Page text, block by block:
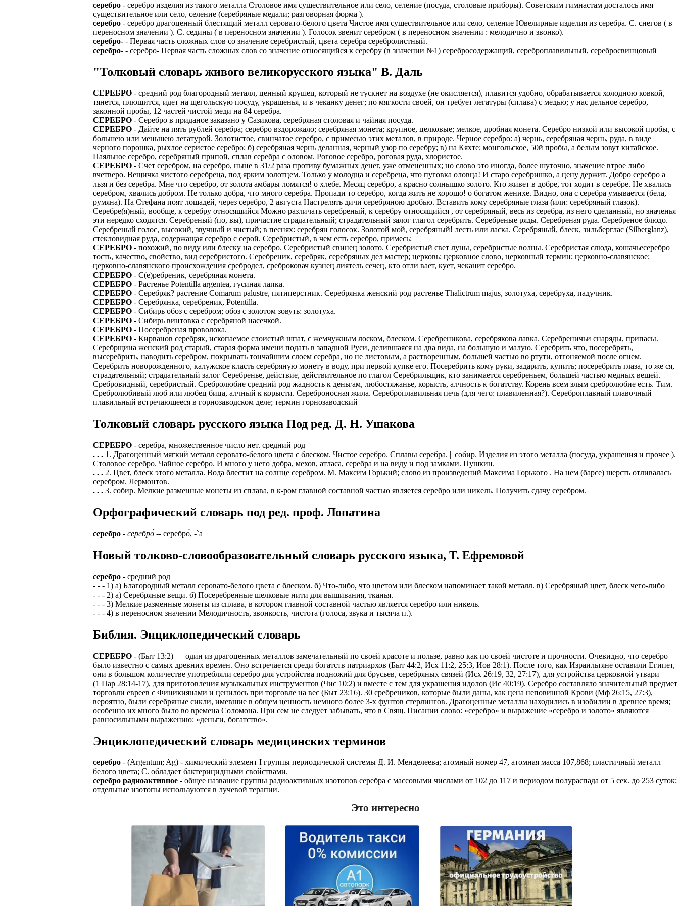
ПРОЦЕСС ОФОРМЛЕНИЯ: подробная консультация, оформление контракта> заказываем
приглашение от работодателя > оформление визы > отправка > прохождение границы, встреча
работодателем подобранной заранее вакансии > прибытие на предприятие и место проживание.
Лицензия по трудоустройству за рубежом № 20118251359
ВОЗМОЖНО ДИСТАНЦИОННОЕ ОФОРМЛЕНИЕ ИЗ ЛЮБОГО РЕГИОНА РФ!
А также рассматриваются соискатели с опытом работы: рабочий, разнорабочий, комплектовщик,
упаковщик, стикеровщик.
# работа за границей
# работа за рубежом
# трудоустройство за границей
# трудоустройство за рубежом
ЗАДАЧИ РЕГИОНАЛЬНОГО ПРЕДСТАВИТЕЛЯ
Доставлять клиентам банковские продукты, в том числе карты.
Подписывать документы при передаче и консультировать клиентов, как выгодно пользоваться
В ходе консультации представители могут подключать доп. услуги (например помочь в
Пожалуйста, НЕ ЗВОНИТЕ! Пишите.
Опыт не нужен, но приветствуется на следующих позициях: менеджер, представитель,
региональный представитель, продавец-консультант, курьер, банковский курьер, курьер банка,
курьер документов, менеджер по продажам.
В таких банках, как Сбербанк, Газпром, Альфа-Банк, Промсвязьбанк, Райффайзенбанк,
Открытие, Почта Банк.
А также в компаниях: Евросеть, Мегафон, Связной, СДЭК, ПЭК и т.д.
В направлениях: без опыта, студенты, банки, консультирование, продажи.
серебро - серебро изделия из такого металла Столовое имя существительное или село, селение (посуда, столовые приборы). Советским гимнастам досталось имя
существительное или село, селение (серебряные медали; разговорная форма ).
серебро - серебро драгоценный блестящий металл серовато-белого цвета Чистое имя существительное или село, селение Ювелирные изделия из серебра. С. снегов ( в
переносном значении ). С. седины ( в переносном значении ). Голосок звенит серебром ( в переносном значении : мелодично и звонко).
серебро- - Первая часть сложных слов со значение серебристый, цвета серебра серебролистный.
серебро- - серебро- Первая часть сложных слов со значение относящийся к серебру (в значении №1) серебросодержащий, сереброплавильный, серебросвинцовый
"Толковый словарь живого великорусского языка" В. Даль
СЕРЕБРО - средний род благородный металл, ценный крушец, который не тускнет на воздухе (не окисляется), плавится удобно, обрабатывается холодною ковкой,
тянется, плющится, идет на щегольскую посуду, украшенья, и в чеканку денег; по мягкости своей, он требует легатуры (сплава) с медью; у нас дельное серебро,
законной пробы, 12 частей чистой меди на 84 серебра.
СЕРЕБРО - Серебро в приданое заказано у Сазикова, серебряная столовая и чайная посуда.
СЕРЕБРО - Дайте на пять рублей серебра; серебро вздорожало; серебряная монета; крупное, целковые; мелкое, дробная монета. Серебро низкой или высокой пробы, с
большею или меньшею легатурой. Золотистое, свинчатое серебро, с примесью этих металов, в природе. Черное серебро: а) чернь, серебряная чернь, руда, в виде
черного порошка, рыхлое серистое серебро; б) серебряная чернь деланная, черный узор по серебру; в) на Кяхте; монгольское, 50й пробы, а белым зовут китайское.
Паяльное серебро, серебряный припой, сплав серебра с оловом. Роговое серебро, роговая руда, хлористое.
СЕРЕБРО - Счет серебром, на серебро, ныне в 31/2 раза противу бумажных денег, уже отмененных; но слово это иногда, более шуточно, значение втрое либо
вчетверо. Вещичка чистого серебреца, под ярким золотцем. Только у молодца и серебреца, что пуговка оловца! И старо серебришко, а цену держит. Добро серебро а
льзя и без серебра. Мне что серебро, от золота амбары ломятся! о хлебе. Месяц серебро, а красно солнышко золото. Кто живет в добре, тот ходит в серебре. Не хвались
серебром, хвались добром. Не только добра, что много серебра. Пропади то серебро, когда жить не хорошо! о богатом женихе. Видно, она с серебра умывается (бела,
румяна). На Стефана поят лошадей, через серебро, 2 августа Настрелять дичи серебряною дробью. Вставить кому серебряные глаза (или: серебряный глазок).
Серебре(я)ный, вообще, к серебру относящийся Можно различать серебреный, к серебру относящийся , от серебряный, весь из серебра, из него сделанный, но значенья
эти нередко сходятся. Серебреный (по, вы), причастие страдательный; страдательный залог глагол серебрить. Серебреные ряды. Серебреная руда. Серебреное блюдо.
Серебреный голос, высокий, звучный и чистый; в песнях: серебрян голосок. Золотой мой, серебряный! лесть или ласка. Серебряный, блеск, зильберглас (Silberglanz),
стекловидная руда, содержащая серебро с серой. Серебристый, в чем есть серебро, примесь;
СЕРЕБРО - похожий, по виду или блеску на серебро. Серебристый свинец золото. Серебристый свет луны, серебристые волны. Серебристая слюда, кошачьесеребро
тость, качество, свойство, вид серебристого. Серебреник, серебряк, серебряных дел мастер; церковь; церковное слово, церковный термин; церковно-славянское;
церковно-славянского происхождения сребродел, среброковач кузнец лиятель сечец, кто отли вает, кует, чеканит серебро.
СЕРЕБРО - С(е)ребреник, серебряная монета.
СЕРЕБРО - Растенье Potentilla argentea, гусиная лапка.
СЕРЕБРО - Серебряк? растение Comarum palustre, пятиперстник. Серебрянка женский род растенье Thalictrum majus, золотуха, серебруха, падучник.
СЕРЕБРО - Серебрянка, серебреник, Potentilla.
СЕРЕБРО - Сибирь обоз с серебром; обоз с золотом зовуть: золотуха.
СЕРЕБРО - Сибирь винтовка с серебряной насечкой.
СЕРЕБРО - Посеребреная проволока.
СЕРЕБРО - Кирванов серебряк, ископаемое слоистый шпат, с жемчужным лоском, блеском. Серебреникова, серебрякова лавка. Серебреничьи снаряды, припасы.
Серебрщина женский род старый, старая форма имени подать в западной Руси, делившаяся на два вида, на большую и малую. Серебрить что, посеребрять,
высеребрить, наводить серебром, покрывать тончайшим слоем серебра, но не листовым, а растворенным, большей частью во ртути, отгоняемой после огнем.
Серебрить новорожденного, калужское класть серебряную монету в воду, при первой купке его. Посеребрить кому руки, задарить, купить; посеребрить глаза, то же ся,
страдательный; страдательный залог Серебренье, действие, действительное по глагол Серебрильщик, кто занимается серебреньем, большей частью медных вещей.
Сребровидный, серебристый. Сребролюбие средний род жадность к деньгам, любостяжанье, корысть, алчность к богатству. Корень всем злым сребролюбие есть. Тим.
Сребролюбивый люб или любец бица, алчный к корысти. Сереброносная жила. Сереброплавильная печь (для чего: плавиленная?). Сереброплавный плавочный
плавильный встречающееся в горнозаводском деле; термин горнозаводский
Толковый словарь русского языка Под ред. Д. Н. Ушакова
СЕРЕБРО - серебра, множественное число нет. средний род
. . . 1. Драгоценный мягкий металл серовато-белого цвета с блеском. Чистое серебро. Сплавы серебра. || собир. Изделия из этого металла (посуда, украшения и прочее ).
Столовое серебро. Чайное серебро. И много у него добра, мехов, атласа, серебра и на виду и под замками. Пушкин.
. . . 2. Цвет, блеск этого металла. Вода блестит на солнце серебром. М. Максим Горький; слово из произведений Максима Горького . На нем (барсе) шерсть отливалась
серебром. Лермонтов.
. . . 3. собир. Мелкие разменные монеты из сплава, в к-ром главной составной частью является серебро или никель. Получить сдачу серебром.
Орфографический словарь под ред. проф. Лопатина
серебро - серебро́ -- серебро́, -`а
Новый толково-словообразовательный словарь русского языка, Т. Ефремовой
серебро - средний род
- - - 1) а) Благородный металл серовато-белого цвета с блеском. б) Что-либо, что цветом или блеском напоминает такой металл. в) Серебряный цвет, блеск чего-либо
- - - 2) а) Серебряные вещи. б) Посеребренные шелковые нити для вышивания, тканья.
- - - 3) Мелкие разменные монеты из сплава, в котором главной составной частью является серебро или никель.
- - - 4) в переносном значении Мелодичность, звонкость, чистота (голоса, звука и тысяча п.).
Библия. Энциклопедический словарь
СЕРЕБРО - (Быт 13:2) — один из драгоценных металлов замечательный по своей красоте и пользе, равно как по своей чистоте и прочности. Очевидно, что серебро
было известно с самых древних времен. Оно встречается среди богатств патриархов (Быт 44:2, Исх 11:2, 25:3, Иов 28:1). После того, как Израильтяне оставили Египет,
они в большом количестве употребляли серебро для устройства подножий для брусьев, серебряных связей (Исх 26:19, 32, 27:17), для устройства церковной утвари
(1 Пар 28:14-17), для приготовления музыкальных инструментов (Чис 10:2) и вместе с тем для украшения идолов (Ис 40:19). Серебро составляло значительный предмет
торговли евреев с Финикиянами и ценилось при торговле на вес (Быт 23:16). 30 сребреников, которые были даны, как цена неповинной Крови (Мф 26:15, 27:3),
вероятно, были серебряные сикли, имевшие в общем ценность немного более 3-х фунтов стерлингов. Драгоценные металлы находились в изобилии в древнее время;
особенно их много было во времена Соломона. При сем не следует забывать, что в Свящ. Писании слово: «серебро» и выражение «серебро и золото» являются
равносильными выражению: «деньги, богатство».
Энциклопедический словарь медицинских терминов
серебро - (Argentum; Ag) - химический элемент I группы периодической системы Д. И. Менделеева; атомный номер 47, атомная масса 107,868; пластичный металл
белого цвета; С. обладает бактерицидными свойствами.
серебро радиоактивное - общее название группы радиоактивных изотопов серебра с массовыми числами от 102 до 117 и периодом полураспада от 5 сек. до 253 суток;
отдельные изотопы используются в лучевой терапии.
Это интересно